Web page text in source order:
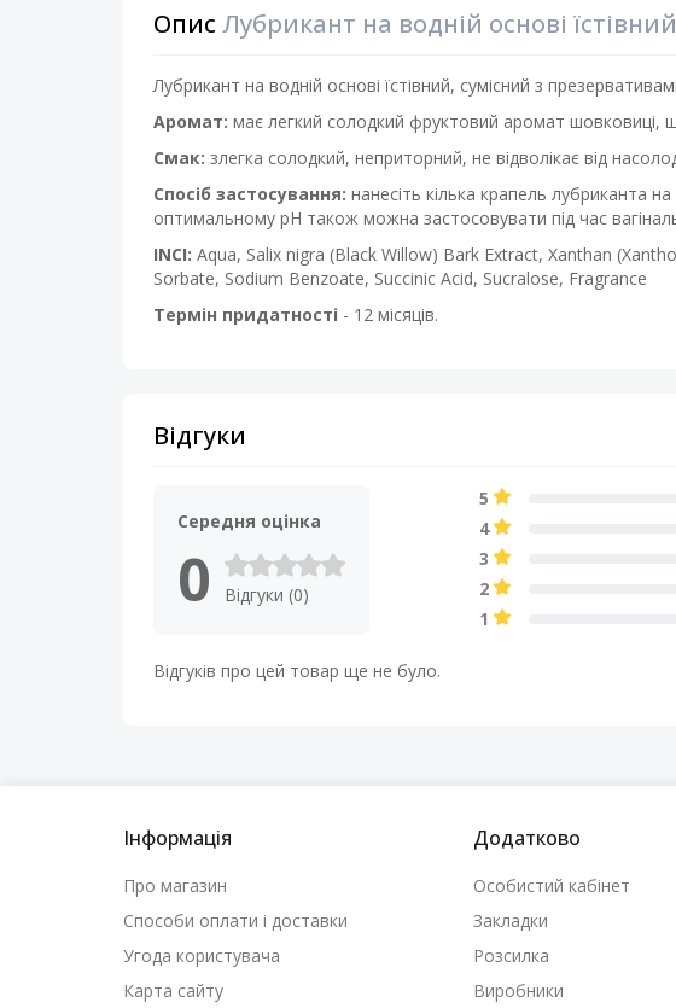
Опис Лубрикант на водній основі
Лубрикант на водній основі їстівний, сумісний з
Аромат: має легкий солодкий фруктовий аромат шовковиці,
Смак: злегка солодкий, неприторний, не відволікає від
Спосіб застосування: нанесіть кілька крапель лубриканта
оптимальному рН також можна застосовувати під час
INCI: Aqua, Salix nigra (Black Willow) Bark Extract, Xanthan
Sorbate, Sodium Benzoate, Succinic Acid, Sucralose, Fragrance
Термін придатності - 12 місяців.
Відгуки
Середня оцінка
0 Відгуки (0)
5
4
3
2
1
Відгуків про цей товар ще не було.
Інформація
Про магазин
Способи оплати і доставки
Угода користувача
Карта сайту
Додатково
Особистий кабінет
Закладки
Розсилка
Виробники